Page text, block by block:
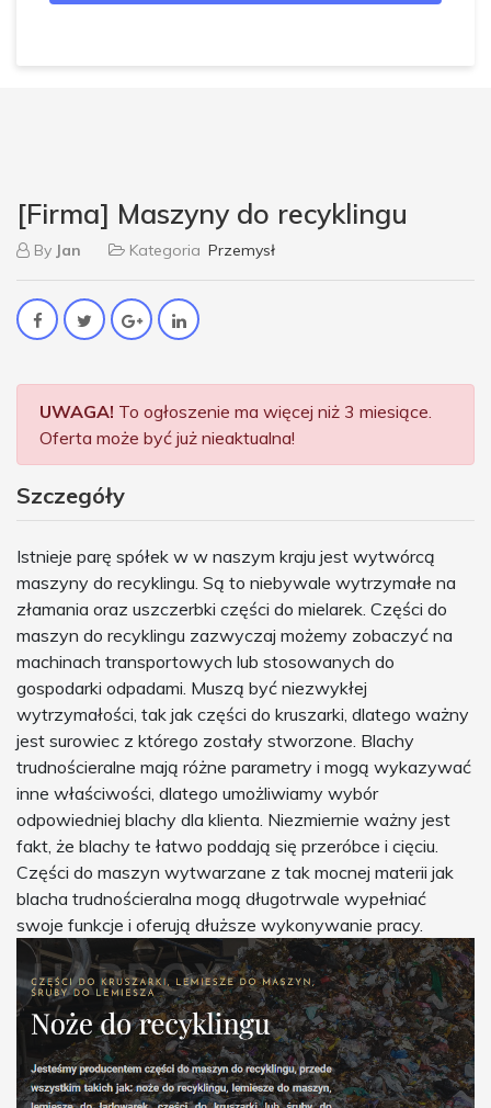
[Firma] Maszyny do recyklingu
By Jan Kategoria Przemysł
UWAGA! To ogłoszenie ma więcej niż 3 miesiące.
Oferta może być już nieaktualna!
Szczegóły
Istnieje parę spółek w w naszym kraju jest wytwórcą
maszyny do recyklingu. Są to niebywale wytrzymałe na
złamania oraz uszczerbki części do mielarek. Części do
maszyn do recyklingu zazwyczaj możemy zobaczyć na
machinach transportowych lub stosowanych do
gospodarki odpadami. Muszą być niezwykłej
wytrzymałości, tak jak części do kruszarki, dlatego ważny
jest surowiec z którego zostały stworzone. Blachy
trudnościeralne mają różne parametry i mogą wykazywać
inne właściwości, dlatego umożliwiamy wybór
odpowiedniej blachy dla klienta. Niezmiernie ważny jest
fakt, że blachy te łatwo poddają się przeróbce i cięciu.
Części do maszyn wytwarzane z tak mocnej materii jak
blacha trudnościeralna mogą długotrwale wypełniać
swoje funkcje i oferują dłuższe wykonywanie pracy.